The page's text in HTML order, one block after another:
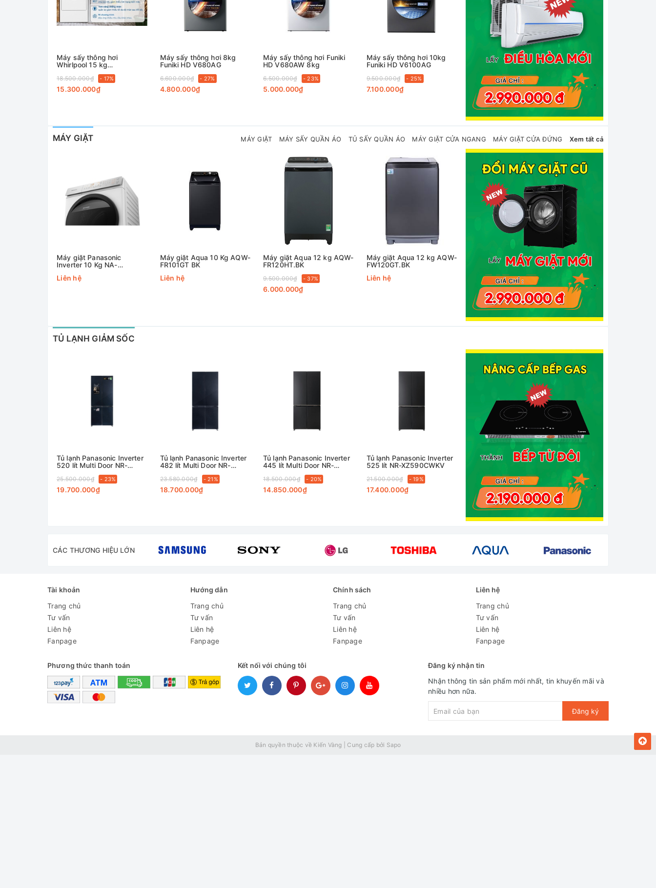
Máy sấy thông hơi
Whirlpool 15 kg
18.500.000₫ - 17%
15.300.000₫
Máy sấy thông hơi 8kg
Funiki HD V680AG
6.600.000₫ - 27%
4.800.000₫
Máy sấy thông hơi Funiki
HD V680AW 8kg
6.500.000₫ - 23%
5.000.000₫
Máy sấy thông hơi 10kg
Funiki HD V6100AG
9.500.000₫ - 25%
7.100.000₫
Máy sấy thông hơi
Electrolux UltimateCare 9
12.600.000₫ - 13%
11.000.000₫
Máy sấy bơm nhiệt
Electrolux UltimateCare 9
kg EDH903R7SC
Liên hệ
MÁY GIẶT MÁY GIẶT MÁY SẤY QUẦN ÁO TỦ SẤY QUẦN ÁO MÁY GIẶT CỬA NGANG MÁY GIẶT CỬA ĐỨNG Xem tất cả
Máy giặt Panasonic
Inverter 10 Kg NA-
Liên hệ
Máy giặt Aqua 10 Kg AQW-
FR101GT BK
Liên hệ
Máy giặt Aqua 12 kg AQW-
FR120HT.BK
9.500.000₫ - 37%
6.000.000₫
Máy giặt Aqua 12 kg AQW-
FW120GT.BK
Liên hệ
Máy giặt Aqua 9 kg AQW-
S90CT S
6.500.000₫ - 28%
4.650.000₫
TỦ LẠNH GIẢM SỐC
Tủ lạnh Panasonic Inverter
520 lít Multi Door NR-
25.500.000₫ - 23%
19.700.000₫
Tủ lạnh Panasonic Inverter
482 lít Multi Door NR-
23.580.000₫ - 21%
18.700.000₫
Tủ lạnh Panasonic Inverter
445 lít Multi Door NR-
18.500.000₫ - 20%
14.850.000₫
Tủ lạnh Panasonic Inverter
525 lít NR-XZ590CWKV
21.500.000₫ - 19%
17.400.000₫
Tủ lạnh Panasonic 4 Cửa
19.500.000₫ - 17%
16.200.000₫
Tủ lạnh Panasonic
YW590XJKV
38.500.000₫
31.500.000₫
CÁC THƯƠNG HIỆU LỚN
Tài khoản
Trang chủ
Tư vấn
Liên hệ
Fanpage
Hướng dẫn
Trang chủ
Tư vấn
Liên hệ
Fanpage
Chính sách
Trang chủ
Tư vấn
Liên hệ
Fanpage
Liên hệ
Trang chủ
Tư vấn
Liên hệ
Fanpage
Phương thức thanh toán Kết nối với chúng tôi
Đăng ký nhận tin
Nhận thông tin sản phẩm mới nhất, tin khuyến mãi và
nhiều hơn nữa.
Đăng ký
Bản quyền thuộc về Kiến Vàng Cung cấp bởi Sapo